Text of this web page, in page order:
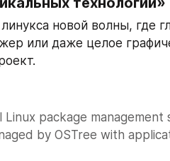
новой волны, где
или даже целое
package management
by OSTree with